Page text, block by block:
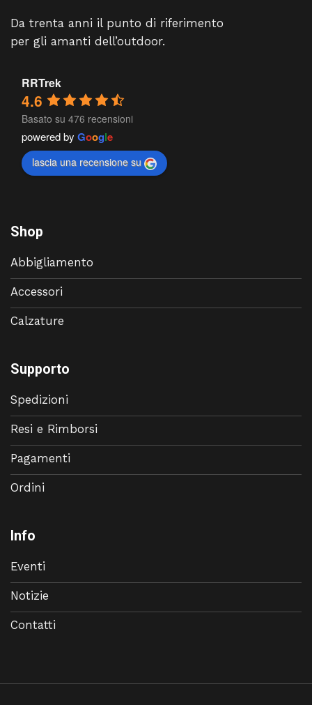
Da trenta anni il punto di riferimento
per gli amanti dell’outdoor.
RRTrek
4.6
Basato su 476 recensioni
powered by Google
lascia una recensione su
Shop
Abbigliamento
Accessori
Calzature
Supporto
Spedizioni
Resi e Rimborsi
Pagamenti
Ordini
Info
Eventi
Notizie
Contatti